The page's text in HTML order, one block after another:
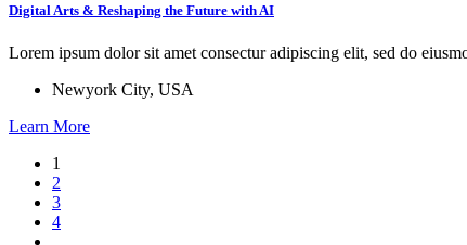
Digital Arts & Reshaping the Future with AI
Lorem ipsum dolor sit amet consectur adipiscing elit, sed do
Newyork City, USA
Learn More
1
2
3
4